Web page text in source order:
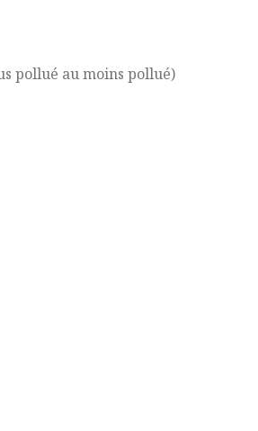
pollué au moins pollué)